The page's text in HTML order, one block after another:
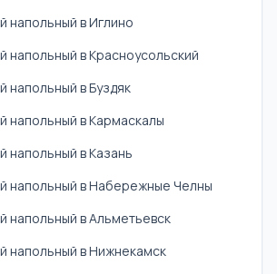
напольный в Иглино
напольный в Красноусольский
напольный в Буздяк
напольный в Кармаскалы
напольный в Казань
напольный в Набережные Челны
напольный в Альметьевск
напольный в Нижнекамск